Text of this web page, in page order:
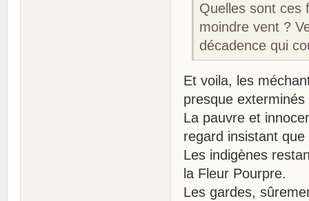
Quelles sont ces
moindre vent ?
décadence qui
Et voila, les
presque
La pauvre et
regard insistant
Les indigènes
la Fleur Pourpre.
Les gardes,